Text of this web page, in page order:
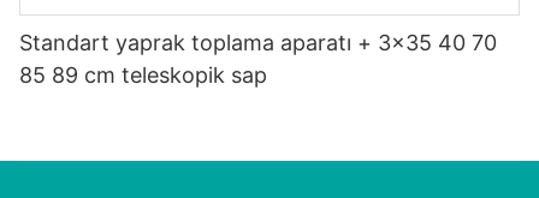
Standart yaprak toplama aparatı + 3x35 40 70
85 89 cm teleskopik sap